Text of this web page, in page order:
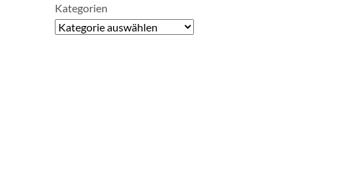
Kategorien